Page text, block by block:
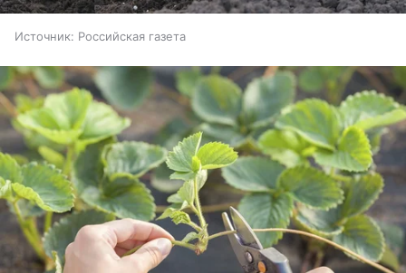
Источник: Российская газета